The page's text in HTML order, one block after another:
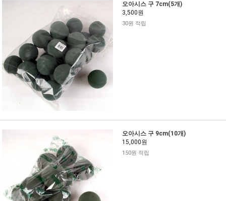
오아시스 구 7cm(5개)
3,500원
30원 적립
오아시스 구 9cm(10개)
15,000원
150원 적립